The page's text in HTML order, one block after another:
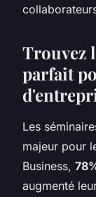
Trouvez
parfait
Les
majeur pour
Business,
augmenté